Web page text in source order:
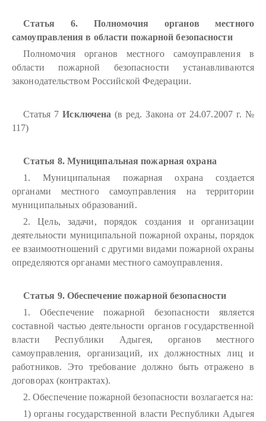
Статья 6. Полномочия органов местного
самоуправления в области пожарной безопасности
Полномочия органов местного самоуправления в
области пожарной безопасности устанавливаются
законодательством Российской Федерации.
Статья 7Исключена(в ред. Закона от 24.07.2007 г. №
117)
Статья 8. Муниципальная пожарная охрана
1. Муниципальная пожарная охрана создается
органами местного самоуправления на территории
муниципальных образований.
2. Цель, задачи, порядок создания и организации
деятельности муниципальной пожарной охраны, порядок
ее взаимоотношений с другими видами пожарной охраны
определяются органами местного самоуправления.
Статья 9. Обеспечение пожарной безопасности
1. Обеспечение пожарной безопасности является
составной частью деятельности органов государственной
власти Республики Адыгея, органов местного
самоуправления, организаций, их должностных лиц и
работников. Это требование должно быть отражено в
договорах (контрактах).
2. Обеспечение пожарной безопасности возлагается на:
1) органы государственной власти Республики Адыгея